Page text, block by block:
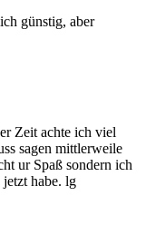
günstig, aber
Zeit achte ich viel
sagen mittlerweile
ur Spaß sondern ich
habe. lg